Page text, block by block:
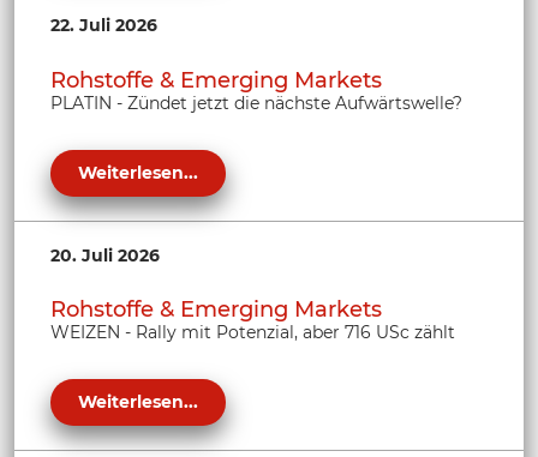
22. Juli 2026
Rohstoffe & Emerging Markets
PLATIN - Zündet jetzt die nächste Aufwärtswelle?
Weiterlesen...
20. Juli 2026
Rohstoffe & Emerging Markets
WEIZEN - Rally mit Potenzial, aber 716 USc zählt
Weiterlesen...